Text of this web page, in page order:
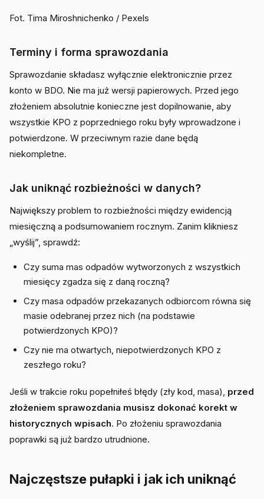
Fot. Tima Miroshnichenko / Pexels
Terminy i forma sprawozdania
Sprawozdanie składasz wyłącznie elektronicznie przez
konto w BDO. Nie ma już wersji papierowych. Przed jego
złożeniem absolutnie konieczne jest dopilnowanie, aby
wszystkie KPO z poprzedniego roku były wprowadzone i
potwierdzone. W przeciwnym razie dane będą
niekompletne.
Jak uniknąć rozbieżności w danych?
Największy problem to rozbieżności między ewidencją
miesięczną a podsumowaniem rocznym. Zanim klikniesz
„wyślij”, sprawdź:
Czy suma mas odpadów wytworzonych z wszystkich
miesięcy zgadza się z daną roczną?
Czy masa odpadów przekazanych odbiorcom równa się
masie odebranej przez nich (na podstawie
potwierdzonych KPO)?
Czy nie ma otwartych, niepotwierdzonych KPO z
zeszłego roku?
Jeśli w trakcie roku popełniłeś błędy (zły kod, masa), przed
złożeniem sprawozdania musisz dokonać korekt w
historycznych wpisach. Po złożeniu sprawozdania
poprawki są już bardzo utrudnione.
Najczęstsze pułapki i jak ich uniknąć